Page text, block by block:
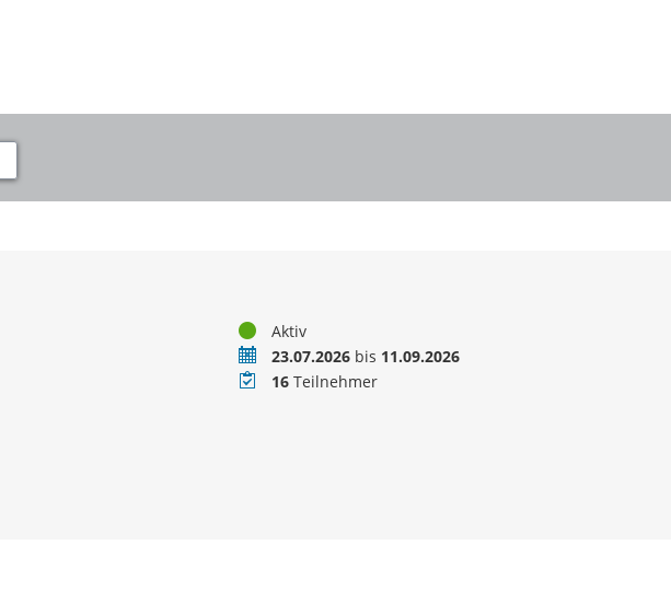
StatusAktiv
Zeitraum23.07.2026 bis 11.09.2026
Teilnehmer
16 Teilnehmer